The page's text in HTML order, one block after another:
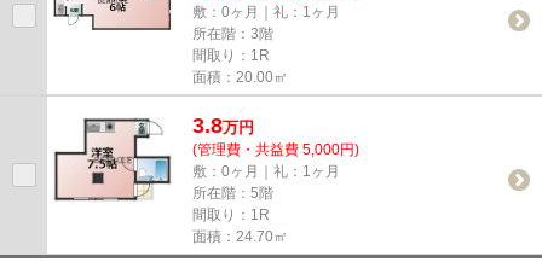
敷：0ヶ月｜礼：1ヶ月
所在階：3階
間取り：1R
面積：20.00㎡
3.8万円
(管理費・共益費 5,000円)
敷：0ヶ月｜礼：1ヶ月
所在階：5階
間取り：1R
面積：24.70㎡